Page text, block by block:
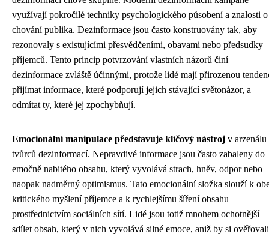
využívají pokročilé techniky psychologického působení a znalosti o
chování publika. Dezinformace jsou často konstruovány tak, aby
rezonovaly s existujícími přesvědčeními, obavami nebo předsudky
příjemců. Tento princip potvrzování vlastních názorů činí
dezinformace zvláště účinnými, protože lidé mají přirozenou
přijímat informace, které podporují jejich stávající světonázor, a
odmítat ty, které jej zpochybňují.
Emocionální manipulace představuje klíčový nástroj v arzenálu
tvůrců dezinformací. Nepravdivé informace jsou často zabaleny do
emočně nabitého obsahu, který vyvolává strach, hněv, odpor nebo
naopak nadměrný optimismus. Tato emocionální složka slouží k
kritického myšlení příjemce a k rychlejšímu šíření obsahu
prostřednictvím sociálních sítí. Lidé jsou totiž mnohem ochotnější
sdílet obsah, který v nich vyvolává silné emoce, aniž by si ověřovali